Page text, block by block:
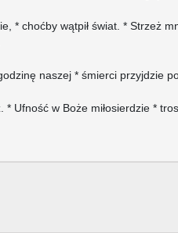
* choćby wątpił świat. * Strzeż
naszej * śmierci przyjdzie
Ufność w Boże miłosierdzie *